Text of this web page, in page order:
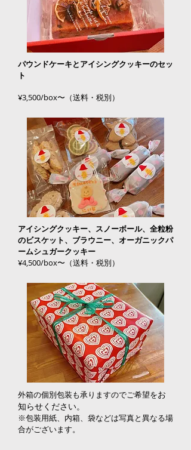
パウンドケーキとアイシングクッキーのセッ
ト
¥3,500/box〜（送料・税別）
アイシングクッキー、スノーボール、全粒粉
のビスケット、ブラウニー、オーガニックパ
ームシュガークッキー
¥4,500/box〜（送料・税別）
外箱の個別包装も承りますのでご希望を​お
知らせください。
​※包装用紙、内箱、袋などは写真と異なる場
合がございます。